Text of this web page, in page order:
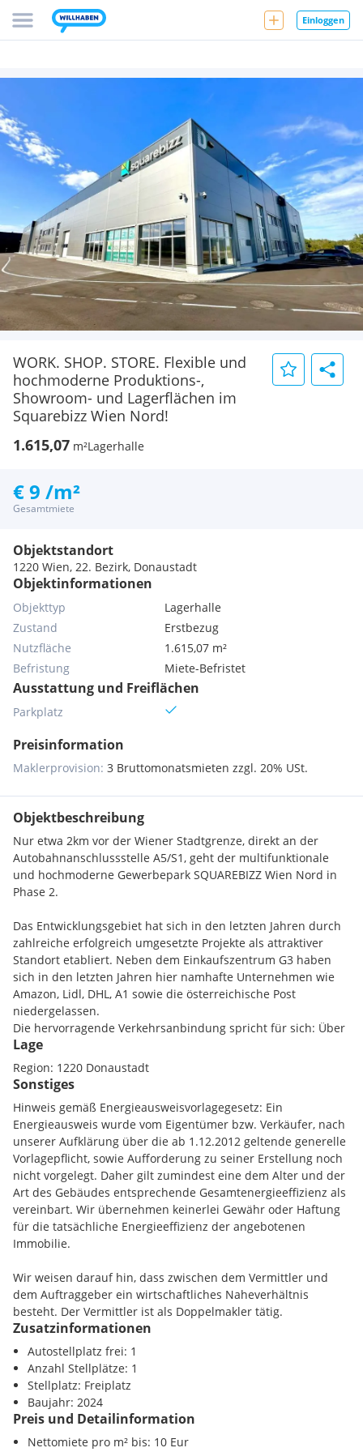
Einloggen
WORK. SHOP. STORE. Flexible und
hochmoderne Produktions-,
Showroom- und Lagerflächen im
Squarebizz Wien Nord!
1.615,07 m²Lagerhalle
€ 9 /m²
Gesamtmiete
Objektstandort
1220 Wien, 22. Bezirk, Donaustadt
Objektinformationen
Objekttyp
Lagerhalle
Zustand
Erstbezug
Nutzfläche
1.615,07 m²
Befristung
Miete-Befristet
Ausstattung und Freiflächen
Parkplatz
Preisinformation
Maklerprovision: 3 Bruttomonatsmieten zzgl. 20% USt.
Objektbeschreibung
Nur etwa 2km vor der Wiener Stadtgrenze, direkt an der
Autobahnanschlussstelle A5/S1, geht der multifunktionale
und hochmoderne Gewerbepark SQUAREBIZZ Wien Nord in
Phase 2.
Das Entwicklungsgebiet hat sich in den letzten Jahren durch
zahlreiche erfolgreich umgesetzte Projekte als attraktiver
Standort etabliert. Neben dem Einkaufszentrum G3 haben
sich in den letzten Jahren hier namhafte Unternehmen wie
Amazon, Lidl, DHL, A1 sowie die österreichische Post
niedergelassen.
Die hervorragende Verkehrsanbindung spricht für sich: Über
die A5 erreicht man Brünn und Prag, während die Wiener
Außenring-Autobahn S1 Verbindungen nach St. Pölten, Linz,
Ungarn und in die Slowakei bietet.
Ab sofort stehen im SQUAREBIZZ hochflexible und
topmoderne Produktions-, Showroom- und Lagerflächen zur
Verfügung.
Das Projekt zeichnet sich durch Anwendung modernster und
nachhaltigster Zukunftstechnologien aus: Energieeffiziente
Bauweise, Gründächer und der Einsatz von alternativen
Energiequellen wie Luftwärmepumpen reduzieren den CO₂-
Fußabdruck und erfüllen höchste ESG-Standards. Profitieren
Sie von nachhaltigen Features wie E-Ladestationen,
Haustechnik - die perfekte Wahl für Unternehmen mit
ökologischer Verantwortung. Darüber hinaus lässt die
nutzungsoffene Architektur und Ausstattung
unterschiedlichste Nutzungsformen zu. Beispielsweise
können die Flächen wie folgt bespielt werden:
- Produktionsstätte mit Lager & Büro - Perfekt für innovative
Fertigungsbetriebe und High-Tech-Unternehmen.
- Showroom-Flächen mit Lager - Repräsentative Räume für
Markenpräsentationen und Direktvertrieb
Lage
Region: 1220 Donaustadt
Sonstiges
Hinweis gemäß Energieausweisvorlagegesetz: Ein
Energieausweis wurde vom Eigentümer bzw. Verkäufer, nach
unserer Aufklärung über die ab 1.12.2012 geltende generelle
Vorlagepflicht, sowie Aufforderung zu seiner Erstellung noch
nicht vorgelegt. Daher gilt zumindest eine dem Alter und der
Art des Gebäudes entsprechende Gesamtenergieeffizienz als
vereinbart. Wir übernehmen keinerlei Gewähr oder Haftung
für die tatsächliche Energieeffizienz der angebotenen
Immobilie.
Wir weisen darauf hin, dass zwischen dem Vermittler und
dem Auftraggeber ein wirtschaftliches Naheverhältnis
besteht. Der Vermittler ist als Doppelmakler tätig.
Zusatzinformationen
Autostellplatz frei: 1
Anzahl Stellplätze: 1
Stellplatz: Freiplatz
Baujahr: 2024
Preis und Detailinformation
Nettomiete pro m² bis: 10 Eur